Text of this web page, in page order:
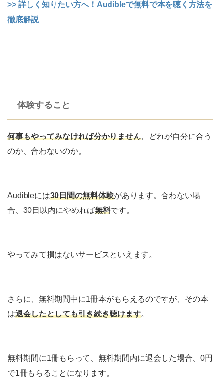
>> 詳しく知りたい方へ！Audibleで無料で本を聴く方法を
徹底解説
体験すること
何事もやってみなければ分かりません。どれが自分に合う
のか、合わないのか。
Audibleには30日間の無料体験があります。合わない場
合、30日以内にやめれば無料です。
やってみて損はないサービスといえます。
さらに、無料期間中に1冊本がもらえるのですが、その本
は退会したとしても引き続き聴けます。
無料期間に1冊もらって、無料期間内に退会した場合、0円
で1冊もらることになります。